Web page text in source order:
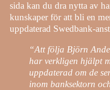
sida kan du dra nytta av
kunskaper för att bli en
uppdaterad Swedbank-
“Att följa Björn
har verkligen hjälpt
uppdaterad om de
inom banksektorn